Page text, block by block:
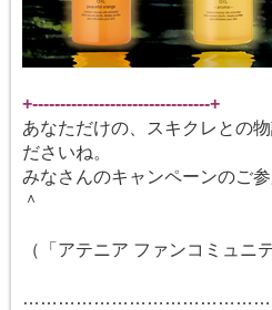
+--------------------------------+
あなただけの、スキクレとの
ださいね。
みなさんのキャンペーンのご
＾
（「アテニア ファンコミュニ